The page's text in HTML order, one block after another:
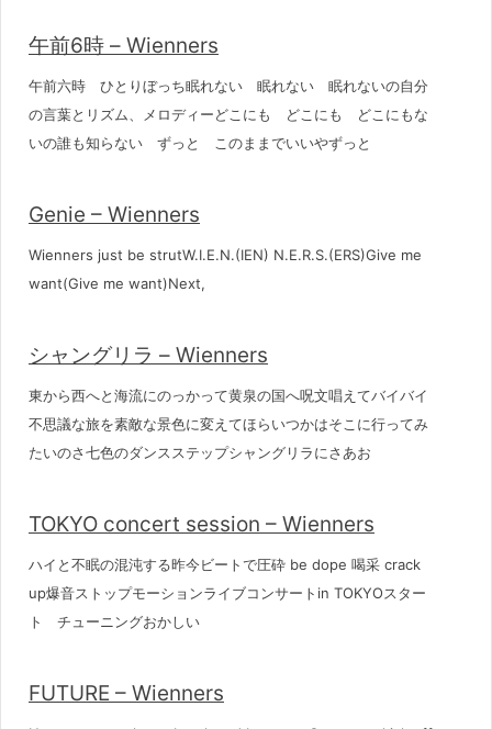
午前6時 – Wienners
午前六時 ひとりぼっち眠れない 眠れない 眠れないの自分
の言葉とリズム、メロディーどこにも どこにも どこにもな
いの誰も知らない ずっと このままでいいやずっと
Genie – Wienners
Wienners just be strutW.I.E.N.(IEN) N.E.R.S.(ERS)Give me
want(Give me want)Next,
シャングリラ – Wienners
東から西へと海流にのっかって黄泉の国へ呪文唱えてバイバイ
不思議な旅を素敵な景色に変えてほらいつかはそこに行ってみ
たいのさ七色のダンスステップシャングリラにさあお
TOKYO concert session – Wienners
ハイと不眠の混沌する昨今ビートで圧砕 be dope 喝采 crack
up爆音ストップモーションライブコンサートin TOKYOスター
ト チューニングおかしい
FUTURE – Wienners